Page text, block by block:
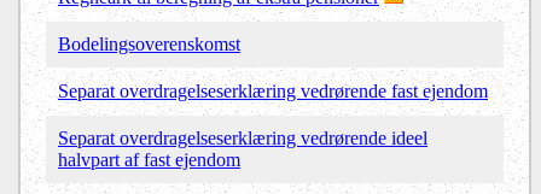
Bodelingsoverenskomst
Separat overdragelseserklæring vedrørende fast ejendom
Separat overdragelseserklæring vedrørende ideel
halvpart af fast ejendom